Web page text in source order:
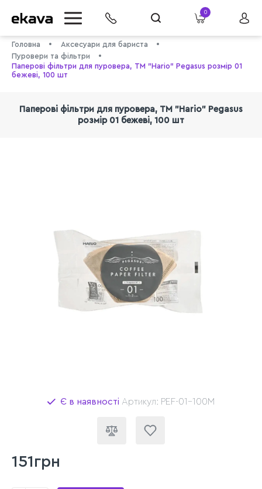
0
Головна
Аксесуари для бариста
Пуровери та фільтри
Паперові фільтри для пуровера, ТМ "Hario" Pegasus розмір 01
бежеві, 100 шт
Паперові фільтри для пуровера, ТМ "Hario" Pegasus
розмір 01 бежеві, 100 шт
Є в наявності Артикул: PEF-01-100М
151грн